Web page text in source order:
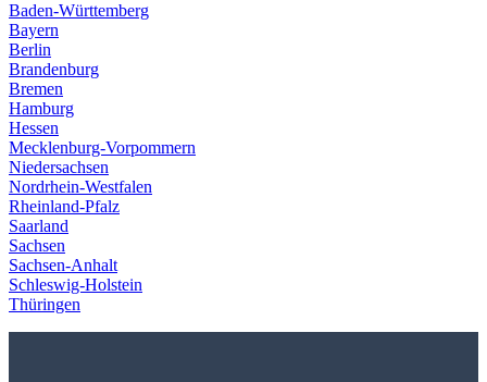
Baden-Württemberg
Bayern
Berlin
Brandenburg
Bremen
Hamburg
Hessen
Mecklenburg-Vorpommern
Niedersachsen
Nordrhein-Westfalen
Rheinland-Pfalz
Saarland
Sachsen
Sachsen-Anhalt
Schleswig-Holstein
Thüringen